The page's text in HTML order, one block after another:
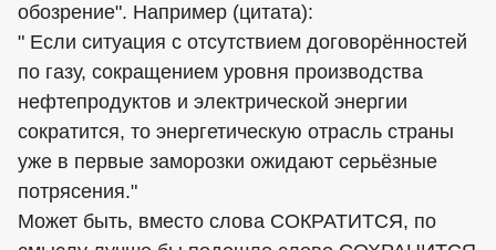
обозрение". Например (цитата):
" Если ситуация с отсутствием договорённостей
по газу, сокращением уровня производства
нефтепродуктов и электрической энергии
сократится, то энергетическую отрасль страны
уже в первые заморозки ожидают серьёзные
потрясения."
Может быть, вместо слова СОКРАТИТСЯ, по